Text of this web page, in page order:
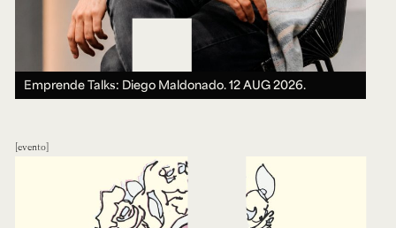
Emprende Talks: Diego Maldonado.12 AUG 2026.
evento